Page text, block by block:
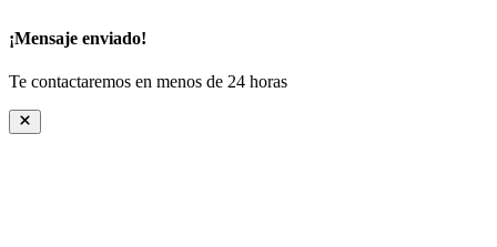
¡Mensaje enviado!
Te contactaremos en menos de 24 horas